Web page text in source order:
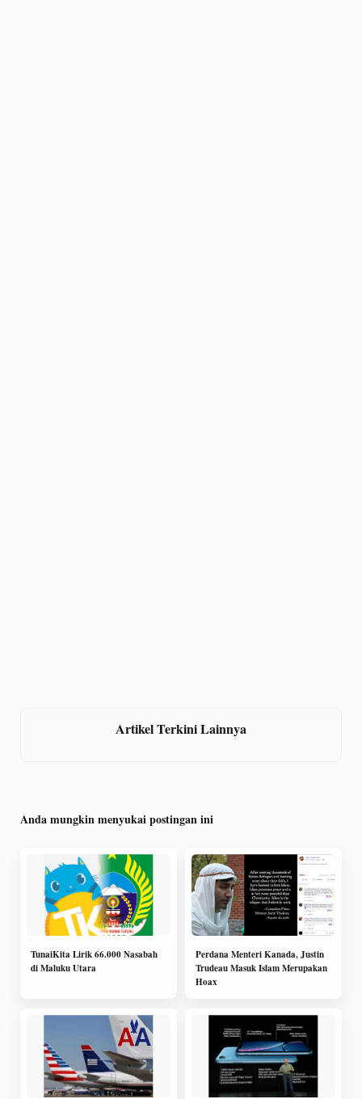
Artikel Terkini Lainnya
Anda mungkin menyukai postingan ini
TunaiKita Lirik 66.000 Nasabah
di Maluku Utara
Perdana Menteri Kanada, Justin
Trudeau Masuk Islam Merupakan
Hoax